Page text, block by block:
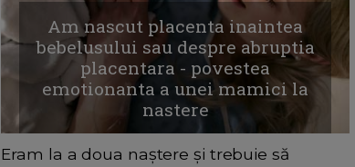
Am nascut placenta inaintea
bebelusului sau despre abruptia
placentara - povestea
emotionanta a unei mamici la
nastere
Eram la a doua naștere și trebuie să